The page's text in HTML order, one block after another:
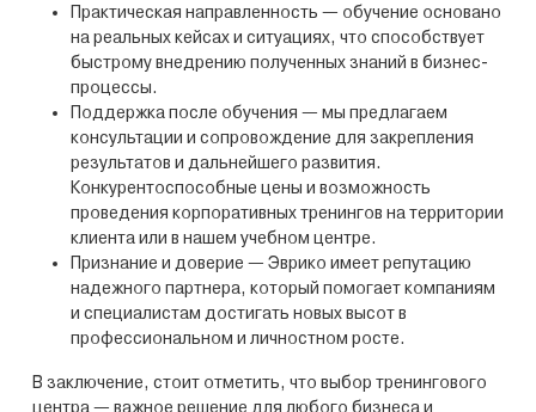
Практическая направленность — обучение основано
на реальных кейсах и ситуациях, что способствует
быстрому внедрению полученных знаний в бизнес-
процессы.
Поддержка после обучения — мы предлагаем
консультации и сопровождение для закрепления
результатов и дальнейшего развития.
Конкурентоспособные цены и возможность
проведения корпоративных тренингов на территории
клиента или в нашем учебном центре.
Признание и доверие — Эврико имеет репутацию
надежного партнера, который помогает компаниям
и специалистам достигать новых высот в
профессиональном и личностном росте.
В заключение, стоит отметить, что выбор тренингового
центра — важное решение для любого бизнеса и